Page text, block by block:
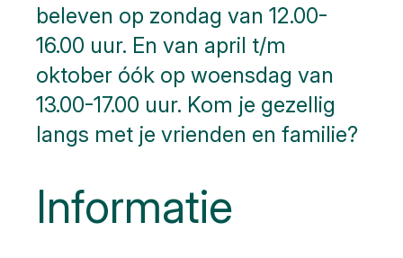
beleven op zondag van 12.00-
16.00 uur. En van april t/m
oktober óók op woensdag van
13.00-17.00 uur. Kom je gezellig
langs met je vrienden en familie?
Informatie